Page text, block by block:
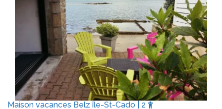
Maison vacances Belz île-St-Cado | 2